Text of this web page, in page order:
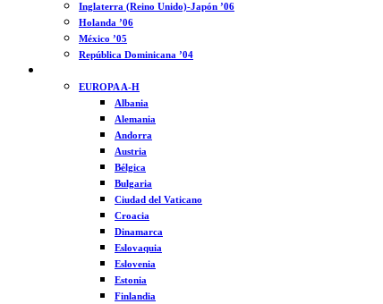
Inglaterra (Reino Unido)-Japón ’06
Holanda ’06
México ’05
República Dominicana ’04
EUROPA A-H
Albania
Alemania
Andorra
Austria
Bélgica
Bulgaria
Ciudad del Vaticano
Croacia
Dinamarca
Eslovaquia
Eslovenia
Estonia
Finlandia